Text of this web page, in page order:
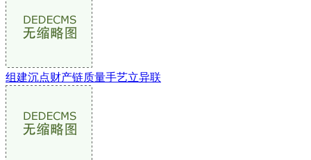
组建沉点财产链质量手艺立异联